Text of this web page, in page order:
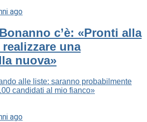
ago
c’è: «Pronti alla
una
nuova»
alle liste: saranno probabilmente
candidati al mio fianco»
ago